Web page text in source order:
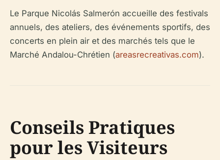
Le Parque Nicolás Salmerón accueille des festivals
annuels, des ateliers, des événements sportifs, des
concerts en plein air et des marchés tels que le
Marché Andalou-Chrétien (areasrecreativas.com).
Conseils Pratiques
pour les Visiteurs